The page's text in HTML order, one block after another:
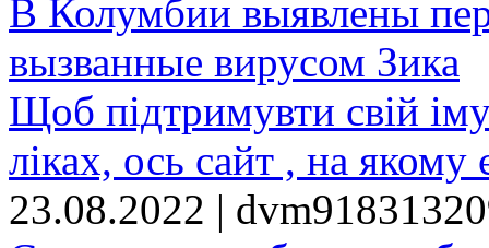
В Колумбии выявлены
вызванные вирусом Зика
Щоб підтримувти свій
ліках, ось сайт , на якому
23.08.2022 |